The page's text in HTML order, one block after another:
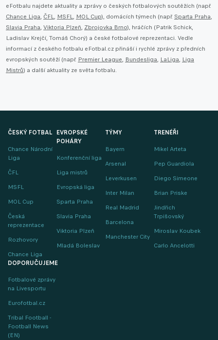
eFotbalu najdete aktuality a zprávy o českých fotbalových soutěžích (např.
Chance Liga, ČFL, MSFL, MOL Cup), domácích týmech (např. Sparta Praha,
Slavia Praha, Viktoria Plzeň, Zbrojovka Brno), hráčích (Patrik Schick,
Ladislav Krejčí, Tomáš Chorý) a české fotbalové reprezentaci. Vedle
informací z českého fotbalu eFotbal.cz přináší i rychlé zprávy z předních
evropských soutěží (např. Premier League, Bundesliga, LaLiga, Liga
Mistrů) a další aktuality ze světa fotbalu.
ČESKÝ FOTBAL
Chance Národní
Liga
ČFL
MSFL
MOL Cup
Česká
reprezentace
Rozhovory
Chance Liga
EVROPSKÉ
POHÁRY
Konferenční liga
Liga mistrů
Evropská liga
Sparta Praha
Slavia Praha
Viktoria Plzeň
Mladá Boleslav
TÝMY
Bayern
Arsenal
Leverkusen
Inter Milan
Real Madrid
Barcelona
Manchester City
TRENÉŘI
Mikel Arteta
Pep Guardiola
Diego Simeone
Brian Priske
Jindřich
Trpišovský
Miroslav Koubek
Carlo Ancelotti
DOPORUČUJEME
Fotbalové zprávy
na Livesportu
Eurofotbal.cz
Tribal Football -
Football News
(EN)